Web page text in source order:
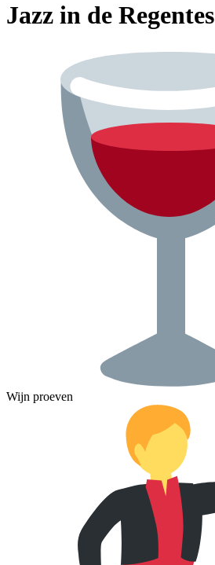
Jazz in de Regentes
Wijn proeven